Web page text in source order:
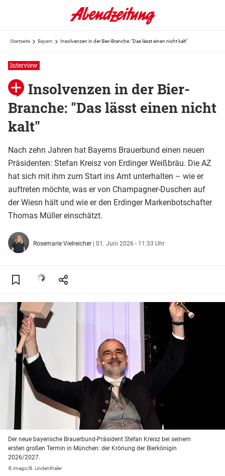
Startseite Bayern Insolvenzen in der Bier-Branche: "Das lässt einen nicht kalt"
Interview
Insolvenzen in der Bier-
Branche: "Das lässt einen nicht
kalt"
Nach zehn Jahren hat Bayerns Brauerbund einen neuen
Präsidenten: Stefan Kreisz von Erdinger Weißbräu. Die AZ
hat sich mit ihm zum Start ins Amt unterhalten – wie er
auftreten möchte, was er von Champagner-Duschen auf
der Wiesn hält und wie er den Erdinger Markenbotschafter
Thomas Müller einschätzt.
Rosemarie Vielreicher | 01. Juni 2026 - 11:33 Uhr
Der neue bayerische Brauerbund-Präsident Stefan Kreisz bei seinem
ersten großen Termin in München: der Krönung der Bierkönigin
2026/2027.
© imago/B. Lindenthaler